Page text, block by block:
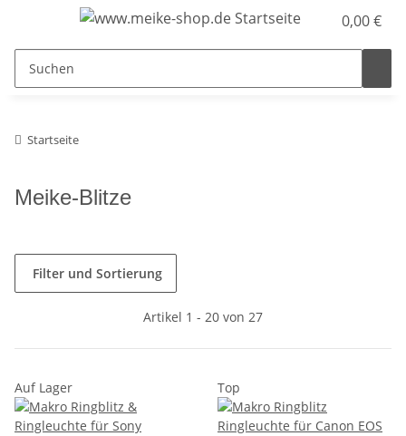
0,00 €
Startseite
Meike-Blitze
Filter und Sortierung
Artikel 1 - 20 von 27
Auf Lager Top